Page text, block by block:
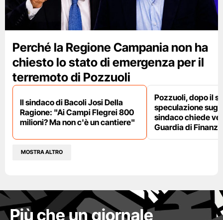
Perché la Regione Campania non ha
chiesto lo stato di emergenza per il
terremoto di Pozzuoli
Il sindaco di Bacoli Josi Della
Ragione: "Ai Campi Flegrei 800
milioni? Ma non c'è un cantiere"
Pozzuoli, dopo il
speculazione
sindaco chiede
Guardia di Finanza
MOSTRA ALTRO
Più che un giornale